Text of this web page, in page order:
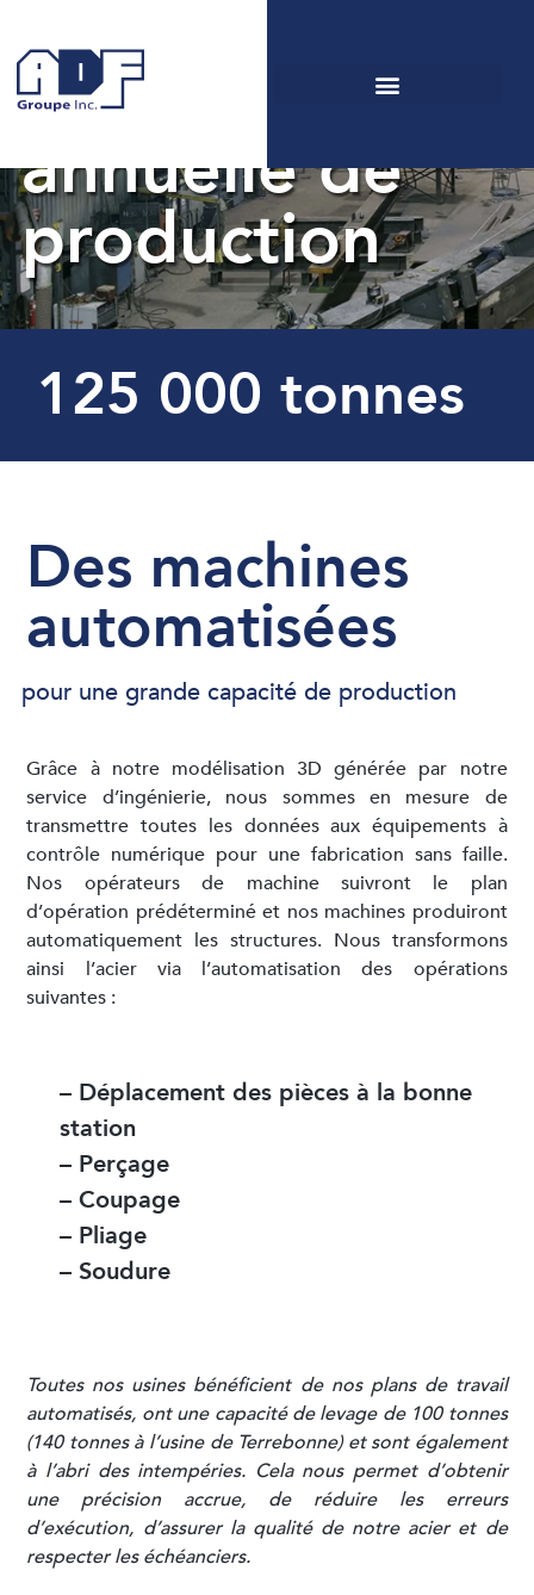
Capacité
annuelle de
production
125 000 tonnes
Des machines
automatisées
pour une grande capacité de production
Grâce à notre modélisation 3D générée par notre
service d’ingénierie, nous sommes en mesure de
transmettre toutes les données aux équipements à
contrôle numérique pour une fabrication sans faille.
Nos opérateurs de machine suivront le plan
d’opération prédéterminé et nos machines produiront
automatiquement les structures. Nous transformons
ainsi l’acier via l’automatisation des opérations
suivantes :
– Déplacement des pièces à la bonne
station
– Perçage
– Coupage
– Pliage
– Soudure
Toutes nos usines bénéficient de nos plans de travail
automatisés, ont une capacité de levage de 100 tonnes
(140 tonnes à l’usine de Terrebonne) et sont également
à l’abri des intempéries. Cela nous permet d’obtenir
une précision accrue, de réduire les erreurs
d’exécution, d’assurer la qualité de notre acier et de
respecter les échéanciers.